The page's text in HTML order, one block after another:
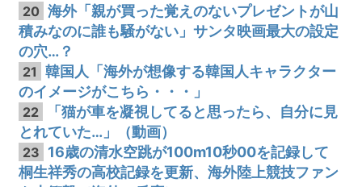
20 海外「親が買った覚えのないプレゼントが山
積みなのに誰も騒がない」サンタ映画最大の設定
の穴…？
21
韓国人「海外が想像する韓国人キャラクター
のイメージがこちら・・・」
22
「猫が車を凝視してると思ったら、自分に見
とれていた…」（動画）
23 16歳の清水空跳が100m10秒00を記録して
桐生祥秀の高校記録を更新、海外陸上競技ファン